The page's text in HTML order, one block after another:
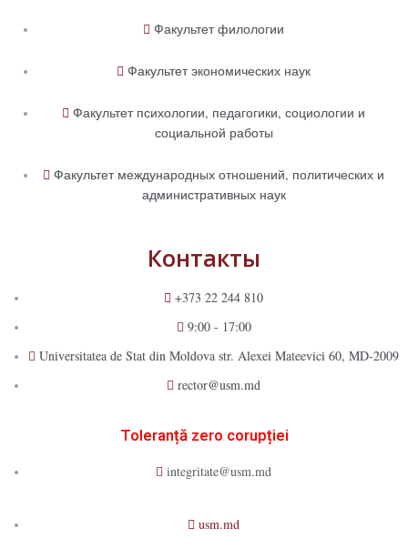
Факультет филологии
Факультет экономических наук
Факультет психологии, педагогики, социологии и
социальной работы
Факультет международных отношений, политических и
административных наук
Контакты
+373 22 244 810
9:00 - 17:00
Universitatea de Stat din Moldova str. Alexei Mateevici 60, MD-2009
rector@usm.md
Toleranță zero corupției
integritate@usm.md
usm.md